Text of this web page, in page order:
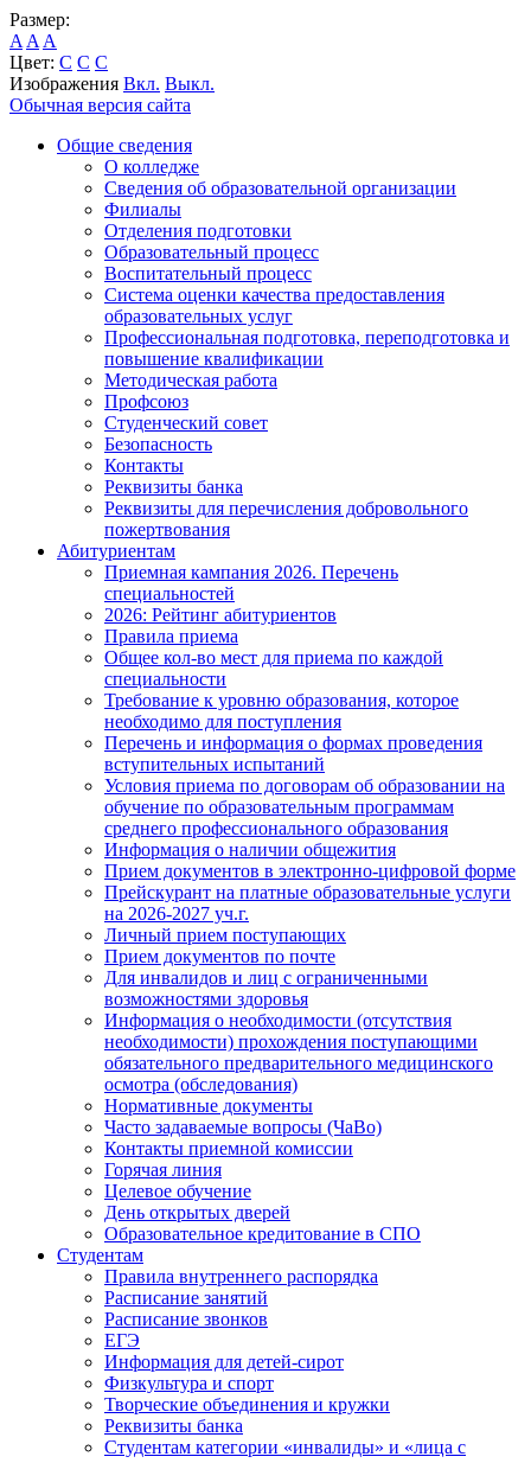
Размер:
A A A
Цвет: C C C
Изображения Вкл. Выкл.
Обычная версия сайта
Общие сведения
О колледже
Сведения об образовательной организации
Филиалы
Отделения подготовки
Образовательный процесс
Воспитательный процесс
Система оценки качества предоставления
образовательных услуг
Профессиональная подготовка, переподготовка и
повышение квалификации
Методическая работа
Профсоюз
Студенческий совет
Безопасность
Контакты
Реквизиты банка
Реквизиты для перечисления добровольного
пожертвования
Абитуриентам
Приемная кампания 2026. Перечень
специальностей
2026: Рейтинг абитуриентов
Правила приема
Общее кол-во мест для приема по каждой
специальности
Требование к уровню образования, которое
необходимо для поступления
Перечень и информация о формах проведения
вступительных испытаний
Условия приема по договорам об образовании на
обучение по образовательным программам
среднего профессионального образования
Информация о наличии общежития
Прием документов в электронно-цифровой форме
Прейскурант на платные образовательные услуги
на 2026-2027 уч.г.
Личный прием поступающих
Прием документов по почте
Для инвалидов и лиц с ограниченными
возможностями здоровья
Информация о необходимости (отсутствия
необходимости) прохождения поступающими
обязательного предварительного медицинского
осмотра (обследования)
Нормативные документы
Часто задаваемые вопросы (ЧаВо)
Контакты приемной комиссии
Горячая линия
Целевое обучение
День открытых дверей
Образовательное кредитование в СПО
Студентам
Правила внутреннего распорядка
Расписание занятий
Расписание звонков
ЕГЭ
Информация для детей-сирот
Физкультура и спорт
Творческие объединения и кружки
Реквизиты банка
Студентам категории «инвалиды» и «лица с